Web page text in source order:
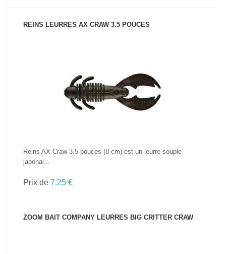
REINS LEURRES AX CRAW 3.5 POUCES
VOIR LE PRODUIT
Reins AX Craw 3.5 pouces (8 cm) est un leurre souple
japonai...
Prix de 7.25 €
ZOOM BAIT COMPANY LEURRES BIG CRITTER CRAW